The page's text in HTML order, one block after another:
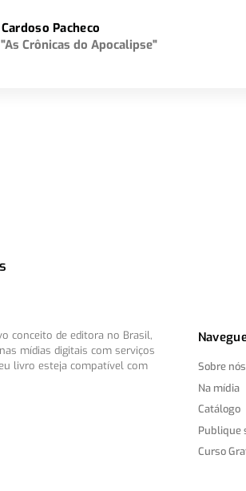
Pacheco
Crônicas do Apocalipse"
conceito de editora no Brasil,
mídias digitais com serviços
livro esteja compatível com
Sobre nós
Na mídia
Catálogo
Publique
Curso